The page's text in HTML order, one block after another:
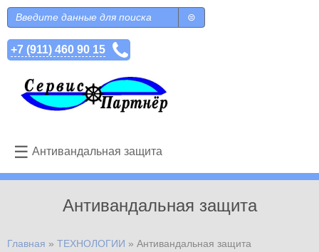
Перейти к основному содержанию
Форма поиска
Поиск
+7 (911) 460 90 15
☰ Антивандальная защита
Антивандальная защита
Главная » ТЕХНОЛОГИИ » Антивандальная защита